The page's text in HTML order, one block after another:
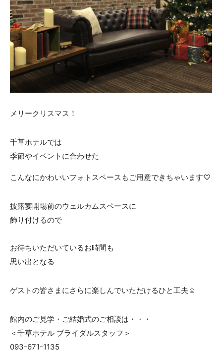
メリークリスマス！
千草ホテルでは
季節やイベントに合わせた
こんなにかわいいフォトスペースもご用意できちゃいます♡
披露宴開場前のウェルカムスペースに
飾り付けるので
お待ちいただいているお時間も
思い出となる
ゲストの皆さまにさらに楽しんでいただけるひと工夫☺
館内のご見学・ご結婚式のご相談は・・・
＜千草ホテル ブライダルスタッフ＞
093-671-1135